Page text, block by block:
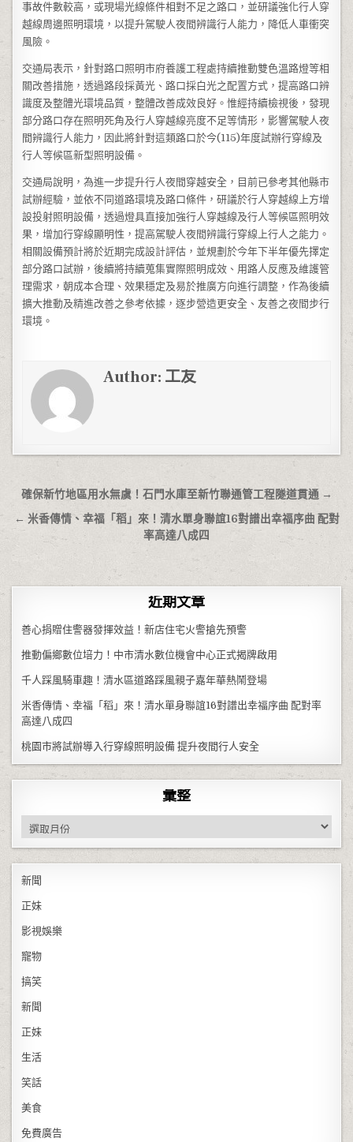
事故件數較高，或現場光線條件相對不足之路口，並研議強化行人穿
越線周邊照明環境，以提升駕駛人夜間辨識行人能力，降低人車衝突
風險。
交通局表示，針對路口照明市府養護工程處持續推動雙色溫路燈等相
關改善措施，透過路段採黃光、路口採白光之配置方式，提高路口辨
識度及整體光環境品質，整體改善成效良好。惟經持續檢視後，發現
部分路口存在照明死角及行人穿越線亮度不足等情形，影響駕駛人夜
間辨識行人能力，因此將針對這類路口於今(115)年度試辦行穿線及
行人等候區新型照明設備。
交通局說明，為進一步提升行人夜間穿越安全，目前已參考其他縣市
試辦經驗，並依不同道路環境及路口條件，研議於行人穿越線上方增
設投射照明設備，透過燈具直接加強行人穿越線及行人等候區照明效
果，增加行穿線顯明性，提高駕駛人夜間辨識行穿線上行人之能力。
相關設備預計將於近期完成設計評估，並規劃於今年下半年優先擇定
部分路口試辦，後續將持續蒐集實際照明成效、用路人反應及維護管
理需求，朝成本合理、效果穩定及易於推廣方向進行調整，作為後續
擴大推動及精進改善之參考依據，逐步營造更安全、友善之夜間步行
環境。
Author: 工友
文章導覽
確保新竹地區用水無虞！石門水庫至新竹聯通管工程隧道貫通 →
← 米香傳情、幸福「稻」來！清水單身聯誼16對譜出幸福序曲 配對
率高達八成四
近期文章
善心捐贈住警器發揮效益！新店住宅火警搶先預警
推動偏鄉數位培力！中市清水數位機會中心正式揭牌啟用
千人踩風騎車趣！清水區道路踩風親子嘉年華熱鬧登場
米香傳情、幸福「稻」來！清水單身聯誼16對譜出幸福序曲 配對率
高達八成四
桃園市將試辦導入行穿線照明設備 提升夜間行人安全
彙整
彙整
新聞
正妹
影視娛樂
寵物
搞笑
新聞
正妹
生活
笑話
美食
免費廣告